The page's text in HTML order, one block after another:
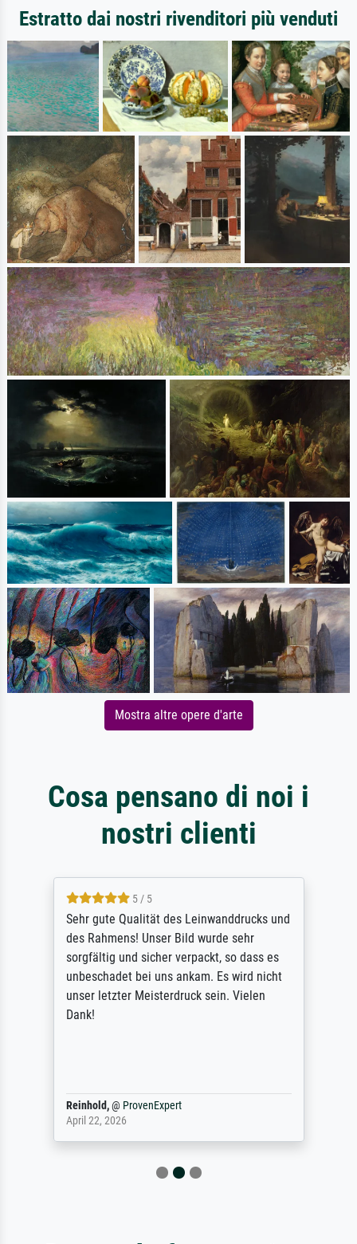
Estratto dai nostri rivenditori più venduti
Mostra altre opere d'arte
Cosa pensano di noi i
nostri clienti
5 / 5
Sehr gute Qualität des Leinwanddrucks und
des Rahmens! Unser Bild wurde sehr
sorgfältig und sicher verpackt, so dass es
unbeschadet bei uns ankam. Es wird nicht
unser letzter Meisterdruck sein. Vielen
Dank!
Reinhold,@ ProvenExpert
April 22, 2026